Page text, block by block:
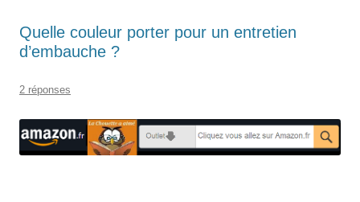
Quelle couleur porter pour un entretien
d’embauche ?
2 réponses